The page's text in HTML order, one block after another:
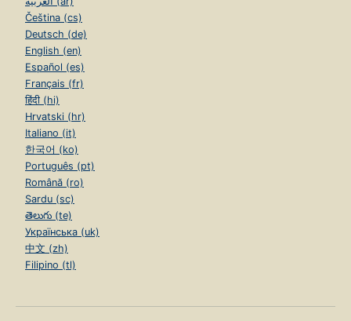
Čeština (cs)
Deutsch (de)
English (en)
Español (es)
Français (fr)
हिंदी (hi)
Hrvatski (hr)
Italiano (it)
한국어 (ko)
Português (pt)
Română (ro)
Sardu (sc)
తెలుగు (te)
Українська (uk)
中文 (zh)
Filipino (tl)